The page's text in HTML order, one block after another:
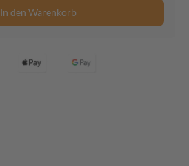
In den Warenkorb